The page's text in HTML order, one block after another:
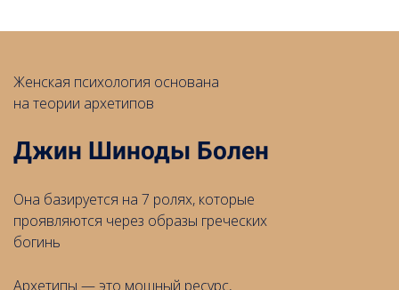
Женская психология основана
на теории архетипов
Джин Шиноды Болен
Она базируется на 7 ролях, которые
проявляются через образы греческих
богинь
Архетипы — это мощный ресурс,